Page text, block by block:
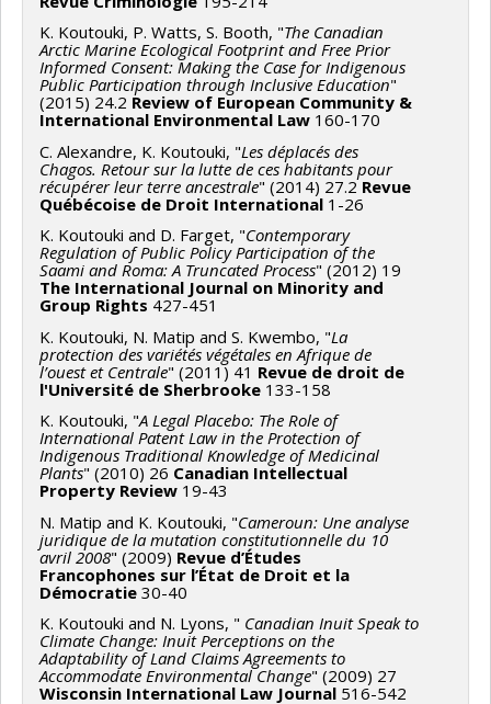
K. Koutouki, P. Watts, S. Booth, "The Canadian
Arctic Marine Ecological Footprint and Free Prior
Informed Consent: Making the Case for Indigenous
Public Participation through Inclusive Education"
(2015) 24.2 Review of European Community &
International Environmental Law 160-170
C. Alexandre, K. Koutouki, "Les déplacés des
Chagos. Retour sur la lutte de ces habitants pour
récupérer leur terre ancestrale" (2014) 27.2Revue
Québécoise de Droit International 1-26
K. Koutouki and D. Farget, "Contemporary
Regulation of Public Policy Participation of the
Saami and Roma: A Truncated Process" (2012) 19
The International Journal on Minority and
Group Rights 427-451
K. Koutouki, N. Matip and S. Kwembo, "La
protection des variétés végétales en Afrique de
l’ouest et Centrale" (2011) 41 Revue de droit de
l'Université de Sherbrooke 133-158
K. Koutouki, "A Legal Placebo: The Role of
International Patent Law in the Protection of
Indigenous Traditional Knowledge of Medicinal
Plants" (2010) 26 Canadian Intellectual
Property Review 19-43
N. Matip and K. Koutouki, "Cameroun: Une analyse
juridique de la mutation constitutionnelle du 10
avril 2008" (2009) Revue d’Études
Francophones sur l’État de Droit et la
Démocratie 30-40
K. Koutouki and N. Lyons, " Canadian Inuit Speak to
Climate Change: Inuit Perceptions on the
Adaptability of Land Claims Agreements to
Accommodate Environmental Change" (2009) 27
Wisconsin International Law Journal 516-542